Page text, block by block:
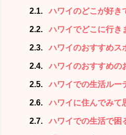
2.1 ハワイのどこが好き
2.2 ハワイでどこに行き
2.3 ハワイのおすすめス
2.4 ハワイのおすすめの
2.5 ハワイでの生活ルー
2.6 ハワイに住んでみて
2.7 ハワイでの生活で困